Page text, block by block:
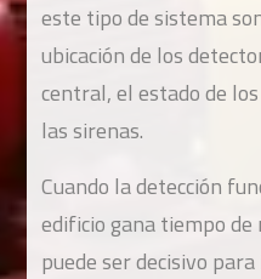
este tipo de sistema
ubicación de los
central, el estado de
las sirenas.
Cuando la detección
edificio gana tiempo de
puede ser decisivo